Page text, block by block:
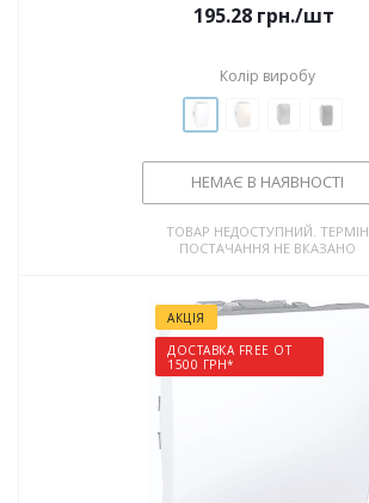
195.28грн./шт
Колір виробу
НЕМАЄ В НАЯВНОСТІ
ТОВАР НЕДОСТУПНИЙ. ТЕРМІН
ПОСТАЧАННЯ НЕ ВКАЗАНО
АКЦІЯ
ДОСТАВКА FREE ОТ
1500 ГРН*